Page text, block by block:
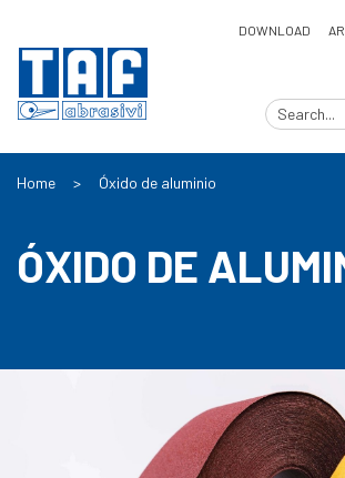
DOWNLOAD
Home > Óxido de aluminio
ÓXIDO DE